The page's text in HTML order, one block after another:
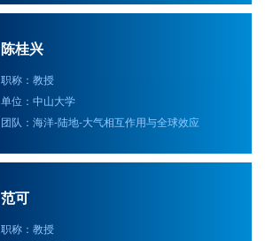
陈桂兴
职称：教授
单位：中山大学
团队：海洋-陆地-大气相互作用与全球效应
范可
职称：教授